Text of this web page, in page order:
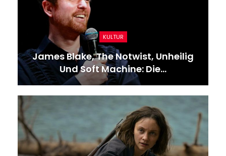
KULTUR
James Blake, The Notwist, Unheilig
Und Soft Machine: Die…